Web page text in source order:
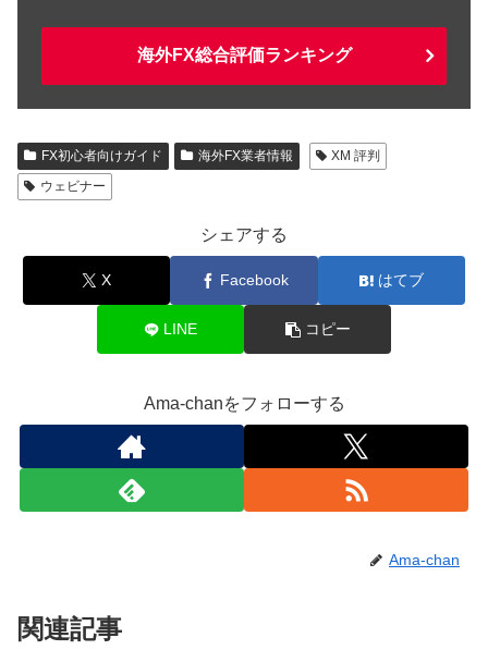
海外FX総合評価ランキング
FX初心者向けガイド 海外FX業者情報
XM 評判
ウェビナー
シェアする
X Facebook はてブ
LINE コピー
Ama-chanをフォローする
Ama-chan
関連記事